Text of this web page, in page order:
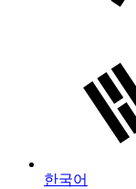
한국어